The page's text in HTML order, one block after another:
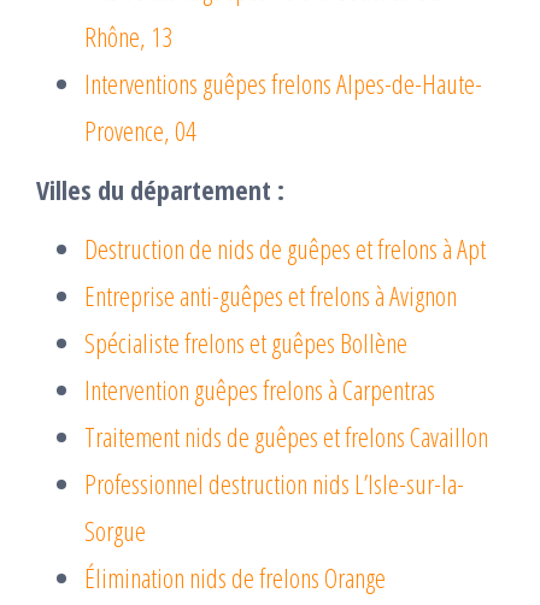
Rhône, 13
Interventions guêpes frelons Alpes-de-Haute-
Provence, 04
Villes du département :
Destruction de nids de guêpes et frelons à Apt
Entreprise anti-guêpes et frelons à Avignon
Spécialiste frelons et guêpes Bollène
Intervention guêpes frelons à Carpentras
Traitement nids de guêpes et frelons Cavaillon
Professionnel destruction nids L’Isle-sur-la-
Sorgue
Élimination nids de frelons Orange